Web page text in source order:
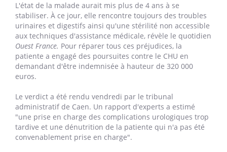
L'état de la malade aurait mis plus de 4 ans à se
stabiliser. À ce jour, elle rencontre toujours des troubles
urinaires et digestifs ainsi qu'une stérilité non accessible
aux techniques d'assistance médicale, révèle le quotidien
Ouest France. Pour réparer tous ces préjudices, la
patiente a engagé des poursuites contre le CHU en
demandant d'être indemnisée à hauteur de 320 000
euros.
Le verdict a été rendu vendredi par le tribunal
administratif de Caen. Un rapport d'experts a estimé
"une prise en charge des complications urologiques trop
tardive et une dénutrition de la patiente qui n'a pas été
convenablement prise en charge".